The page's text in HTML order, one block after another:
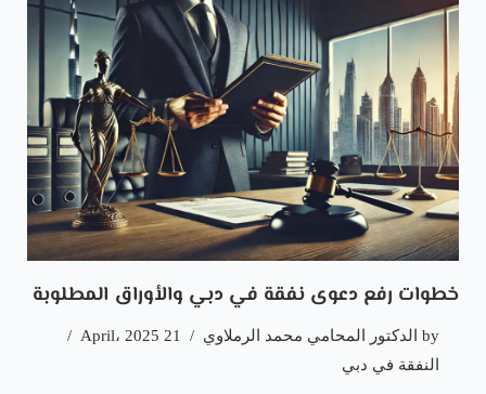
خطوات رفع دعوى نفقة في دبي والأوراق المطلوبة
by الدكتور المحامي محمد الرملاوي
21 April، 2025
النفقة في دبي